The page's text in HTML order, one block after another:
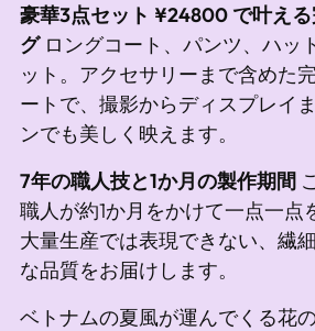
豪華3点セット ¥24800 で叶え
グロングコート、パンツ、ハッ
ット。アクセサリーまで含めた
ートで、撮影からディスプレイ
ンでも美しく映えます。
7年の職人技と1か月の製作期間
職人が約1か月をかけて一点一点
大量生産では表現できない、繊
な品質をお届けします。
ベトナムの夏風が運んでくる花